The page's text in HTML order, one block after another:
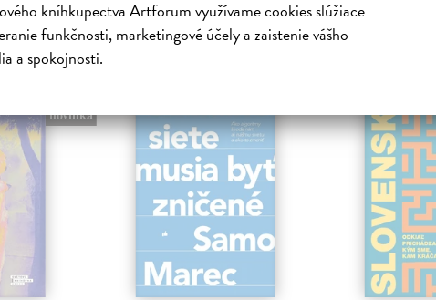
kníhkupectva Artforum využívame cookies slúžiace
funkčnosti, marketingové účely a zaistenie vášho
a spokojnosti.s podobným vkusom si kúpili
novinka